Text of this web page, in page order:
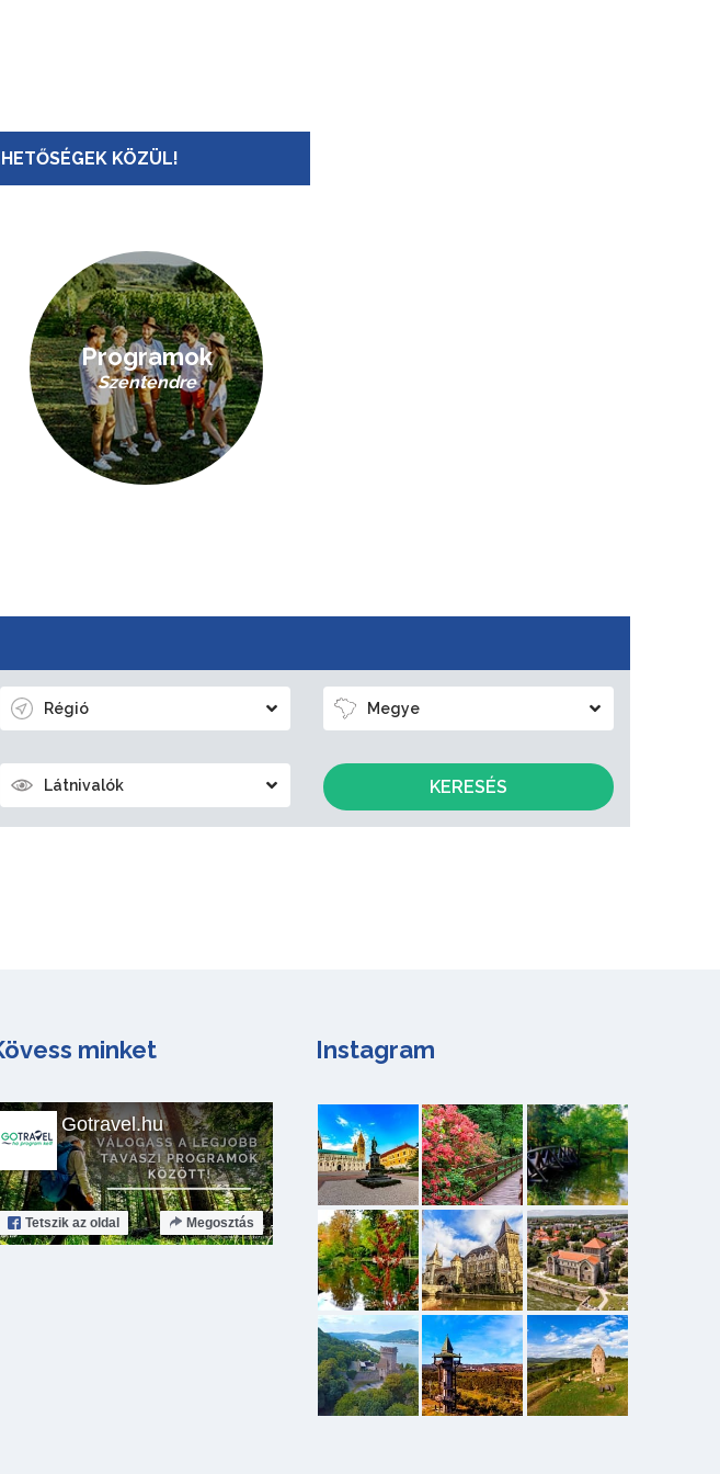
KÖZÜL!
Programok
Szentendre
Régió Megye
Látnivalók KERESÉS
minket
Gotravel.hu
Tetszik az oldal Megosztás
Instagram